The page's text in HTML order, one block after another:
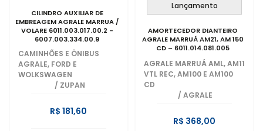
CILINDRO AUXILIAR DE
EMBREAGEM AGRALE MARRUA /
VOLARE 6011.003.017.00.2 -
6007.003.334.00.9
CAMINHÕES E ÔNIBUS
AGRALE, FORD E
WOLKSWAGEN
/ ZUPAN
R$ 181,60
Lançamento
AMORTECEDOR DIANTEIRO
AGRALE MARRUÁ AM21, AM 150
CD – 6011.014.081.005
AGRALE MARRUÁ AML, AM11
VTL REC, AM100 E AM100
CD
/ AGRALE
R$ 368,00